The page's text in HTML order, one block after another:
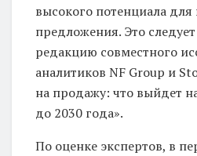
высокого потенциала
предложения. Это
редакцию совместного
аналитиков NF Group и
на продажу: что выйдет
до 2030 года».
По оценке экспертов, в